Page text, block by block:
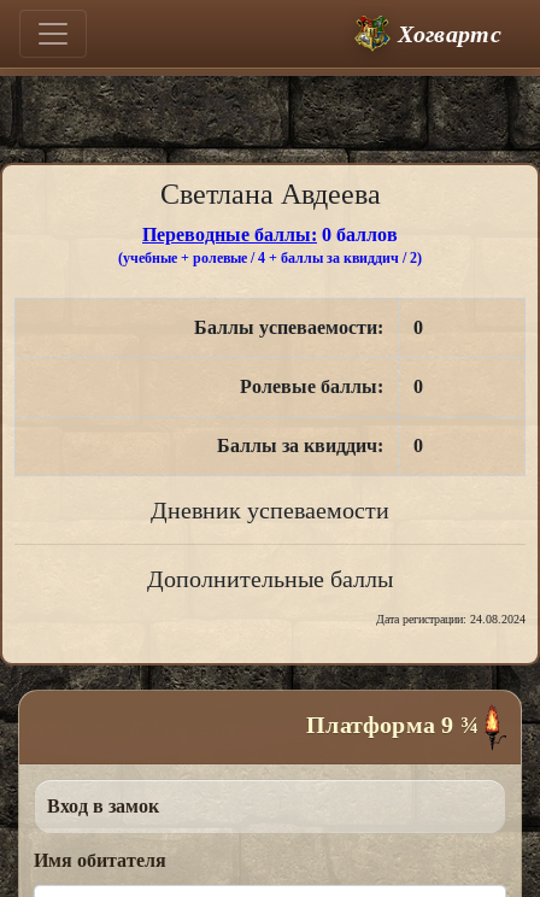
Хогвартс
Светлана Авдеева
Переводные баллы: 0 баллов
(учебные + ролевые / 4 + баллы за квиддич / 2)
Баллы успеваемости: 0
Ролевые баллы: 0
Баллы за квиддич: 0
Дневник успеваемости
Дополнительные баллы
Дата регистрации: 24.08.2024
Платформа 9 ¾
Вход в замок
Имя обитателя